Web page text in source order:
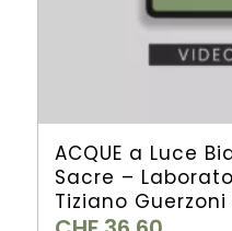
ACQUE a Luce
Sacre –
Tiziano